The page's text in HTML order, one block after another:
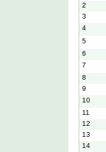
2
3
4
5
6
7
8
9
10
11
12
13
14